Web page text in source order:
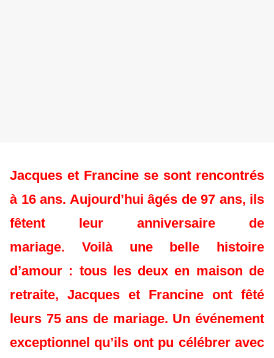
Jacques et Francine se sont rencontrés
à 16 ans. Aujourd’hui âgés de 97 ans, ils
fêtent leur anniversaire de
mariage. Voilà une belle histoire
d’amour : tous les deux en maison de
retraite, Jacques et Francine ont fêté
leurs 75 ans de mariage. Un événement
exceptionnel qu’ils ont pu célébrer avec